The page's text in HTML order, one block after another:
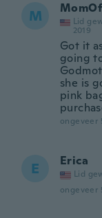
M MomOf
Lid
2019
Got it
going
she is
pink
ongeveer
E Erica
Lid
ongeveer